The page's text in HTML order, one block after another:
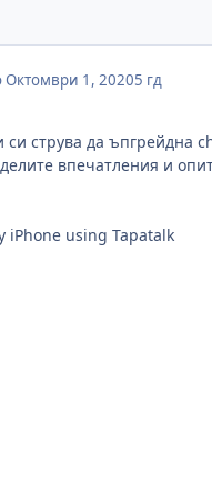
Октомври 1, 20205 гд
си струва да ъпгрейдна
впечатления и
iPhone using Tapatalk